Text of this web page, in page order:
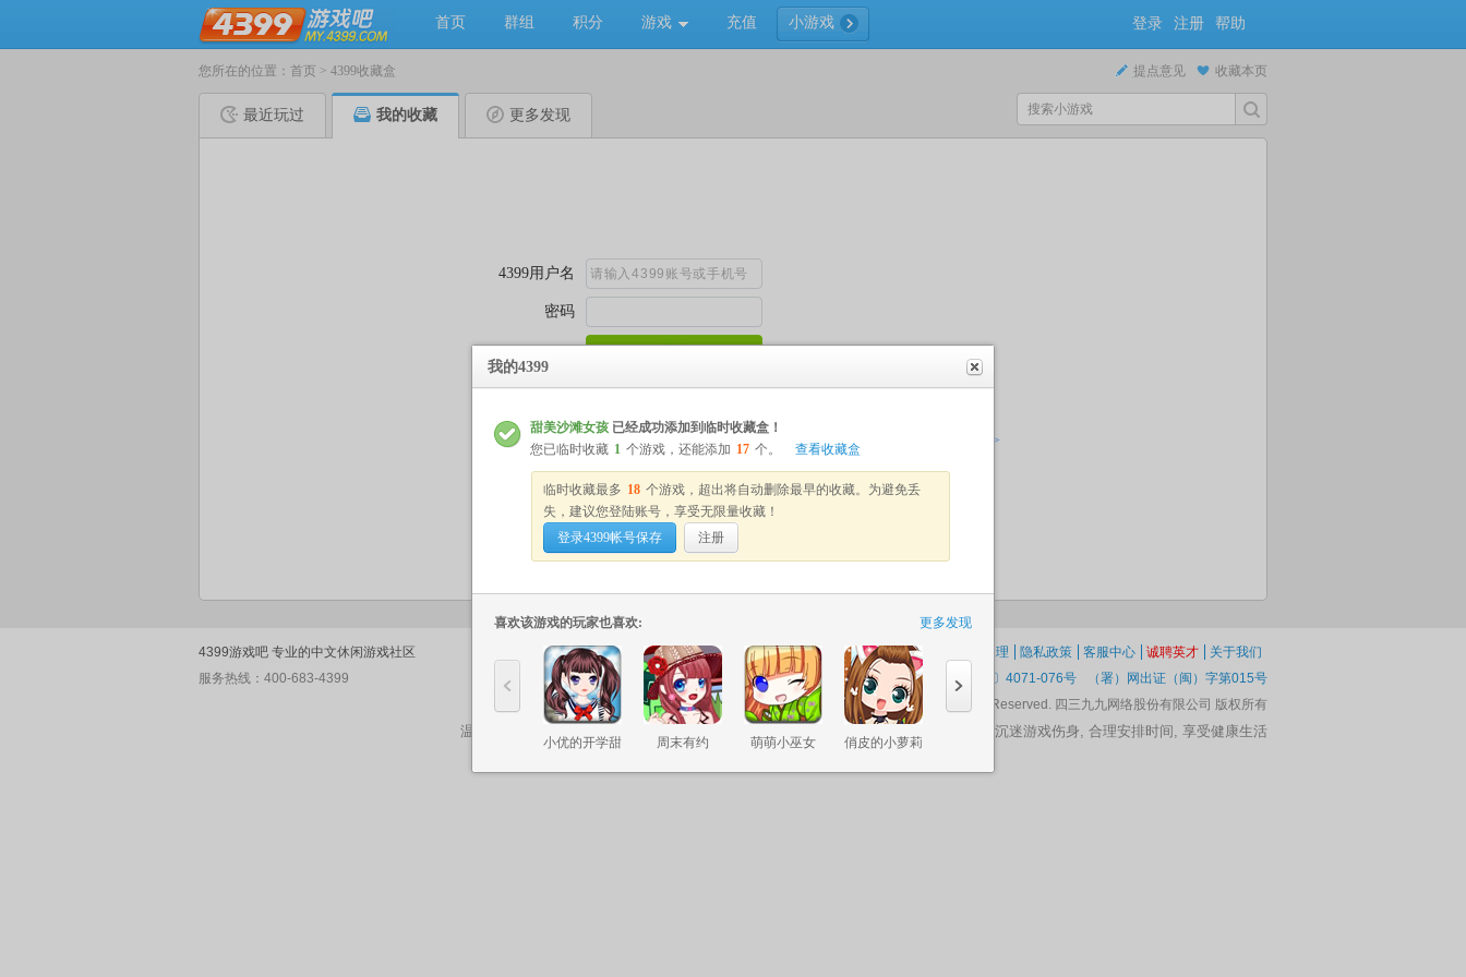
首页 群组 积分 游戏 充值 小游戏 登录 注册 帮助
收藏本页
提点意见
您所在的位置： 首页 > 4399收藏盒
最近玩过 我的收藏 更多发现
4399游戏吧 专业的中文休闲游戏社区
服务热线：400-683-4399
关于我们
诚聘英才
客服中心
隐私政策
纠纷处理
未成年人家长监护
网站地图
4399新浪官方微博
ICP证：闽B2-20040099
不良信息举报中心 闽网文〔2021〕4071-076号
（署）网出证（闽）字第015号
Copyright©2004 -
2026 4399.com All Rights Reserved. 四三九九网络股份有限公司 版权所有
温馨提示: 抵制不良游戏, 拒绝盗版游戏, 注意自我保护, 谨防受骗上当, 适度游戏益脑, 沉迷游戏伤身, 合理安排时间, 享受健康生活
我的4399
甜美沙滩女孩 已经成功添加到临时收藏盒！
您已临时收藏 1 个游戏，还能添加 17 个。 查看收藏盒
临时收藏最多 18 个游戏，超出将自动删除最早的收藏。为避免丢
失，建议您登陆账号，享受无限量收藏！
登录4399帐号保存
注册
喜欢该游戏的玩家也喜欢: 更多发现
小优的开学甜
周末有约 萌萌小巫女 俏皮的小萝莉 萝莉圣诞装扮 羊绒公主装 春季荷兰之旅
女孩的夏日时